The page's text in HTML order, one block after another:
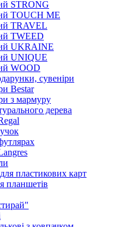
STRONG
TOUCH ME
TRAVEL
TWEED
UKRAINE
UNIQUE
WOOD
сувеніри
Bestar
з мармуру
дерева
пластикових карт
планшетів